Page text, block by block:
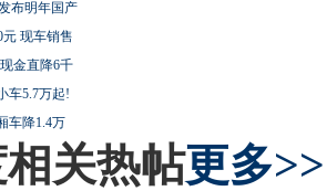
布明年国产
现车销售
金直降6千
车5.7万起!
车降1.4万
关热帖更多>>